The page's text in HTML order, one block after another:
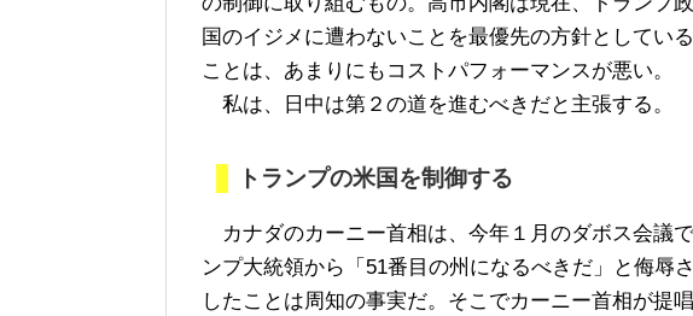
国のイジメに遭わないことを最優先の方針としてい
ことは、あまりにもコストパフォーマンスが悪い。
私は、日中は第２の道を進むべきだと主張する。
トランプの米国を制御する
カナダのカーニー首相は、今年１月のダボス会議
ンプ大統領から「51番目の州になるべきだ」と侮辱
したことは周知の事実だ。そこでカーニー首相が提